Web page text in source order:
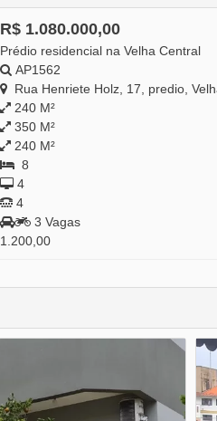
R$ 1.080.000,00
Prédio residencial na Velha Central
AP1562
Rua Henriete Holz, 17, predio,
240 M²
350 M²
240 M²
8
4
4
3 Vagas
1.200,00